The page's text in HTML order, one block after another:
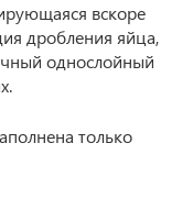
вскоре
дробления яйца,
однослойный
только